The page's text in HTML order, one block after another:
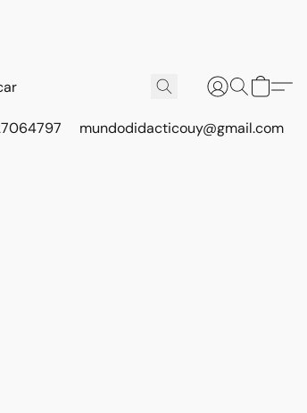
mundodidacticouy@gmail.com